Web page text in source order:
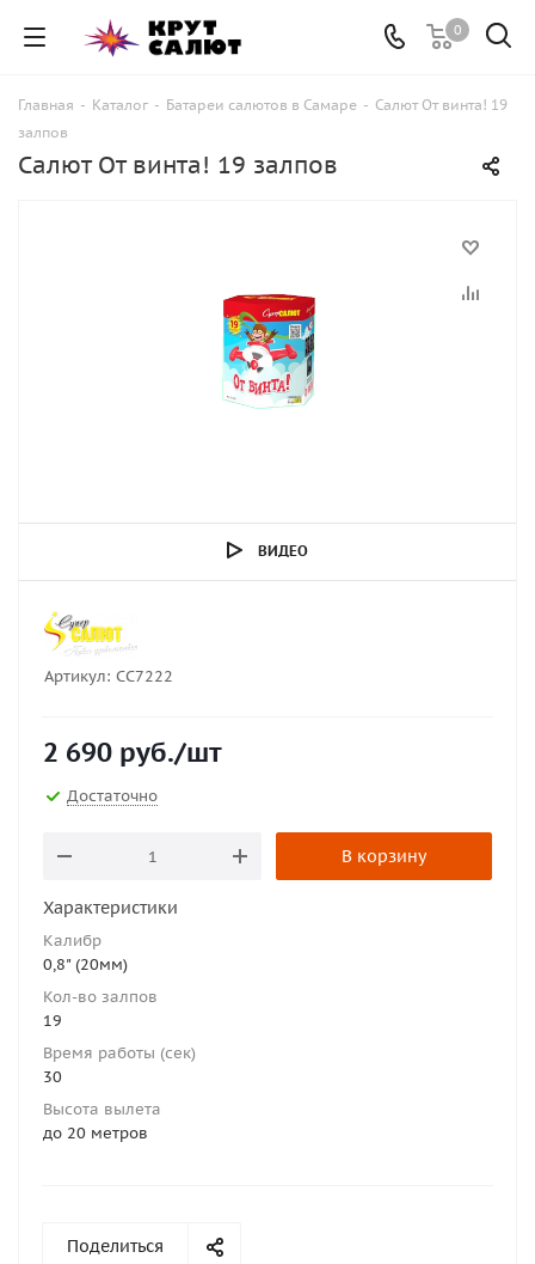
0
Главная - Каталог - Батареи салютов в Самаре - Салют От винта! 19
залпов
Салют От винта! 19 залпов
ВИДЕО
Артикул: СС7222
2 690 руб./шт
Достаточно
В корзину
Характеристики
Калибр
0,8" (20мм)
Кол-во залпов
19
Время работы (сек)
30
Высота вылета
до 20 метров
Поделиться